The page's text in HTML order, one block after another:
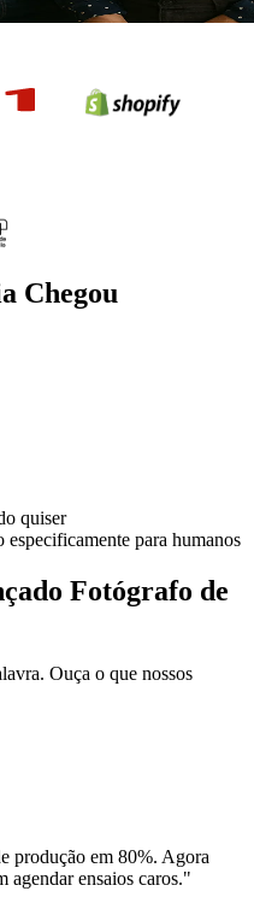
Chegou
quiser
para humanos
Fotógrafo de
Ouça o que nossos
produção em 80%. Agora
agendar ensaios caros."